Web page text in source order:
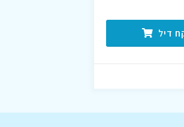
דיל